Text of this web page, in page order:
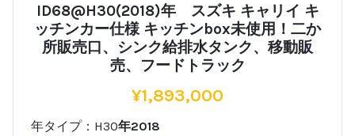
ID68@H30(2018)年 スズキ キャリイ キ
ッチンカー仕様 キッチンbox未使用！二か
所販売口、シンク給排水タンク、移動販
売、フードトラック
¥1,893,000
年タイプ：H30年2018